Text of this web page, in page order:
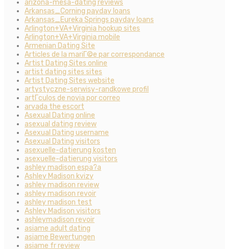
arizona-mesa-dating reviews
Arkansas_Corning payday loans
Arkansas_Eureka Springs payday loans
Arlington+VA+Virginia hookup sites
Arlington+VA+Virginia mobile
Armenian Dating Site
Articles de la mariГ©e par correspondance
Artist Dating Sites online
artist dating sites sites
Artist Dating Sites website
artystyczne-serwisy-randkowe profil
artГ­culos de novia por correo
arvada the escort
Asexual Dating online
asexual dating review
Asexual Dating username
Asexual Dating visitors
asexuelle-datierung kosten
asexuelle-datierung visitors
ashley madison espa?a
Ashley Madison kvizy
ashley madison review
ashley madison revoir
ashley madison test
Ashley Madison visitors
ashleymadison revoir
asiame adult dating
asiame Bewertungen
asiame fr review